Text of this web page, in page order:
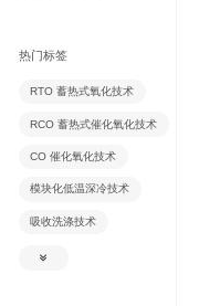
热门标签
RTO 蓄热式氧化技术
RCO 蓄热式催化氧化技术
CO 催化氧化技术
模块化低温深冷技术
吸收洗涤技术
吸附脱附技术